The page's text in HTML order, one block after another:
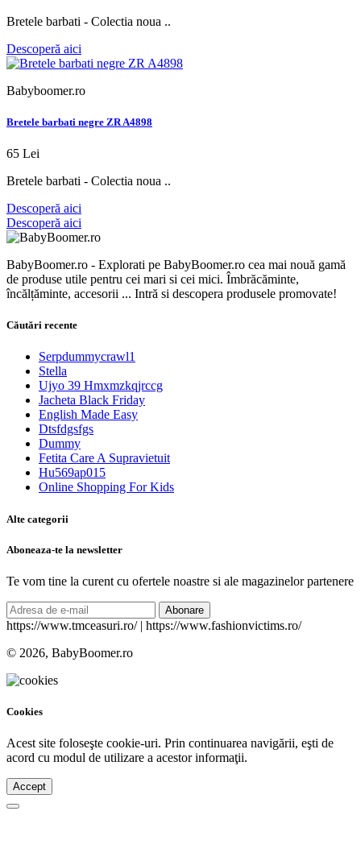
Bretele barbati - Colectia noua ..
Descoperă aici
Babyboomer.ro
Bretele barbati negre ZR A4898
65 Lei
Bretele barbati - Colectia noua ..
Descoperă aici
Descoperă aici
BabyBoomer.ro - Explorati pe BabyBoomer.ro cea mai nouă gamă
de produse utile pentru cei mari si cei mici. Îmbrăcăminte,
încălțăminte, accesorii ... Intră si descopera produsele promovate!
Căutări recente
Serpdummycrawl1
Stella
Ujyo 39 Hmxmzkqjrccg
Jacheta Black Friday
English Made Easy
Dtsfdgsfgs
Dummy
Fetita Care A Supravietuit
Hu569ap015
Online Shopping For Kids
Alte categorii
Aboneaza-te la newsletter
Te vom tine la curent cu ofertele noastre si ale magazinelor partenere
Abonare
https://www.tmceasuri.ro/ | https://www.fashionvictims.ro/
© 2026, BabyBoomer.ro
Cookies
Acest site foloseşte cookie-uri. Prin continuarea navigării, eşti de
acord cu modul de utilizare a acestor informaţii.
Accept